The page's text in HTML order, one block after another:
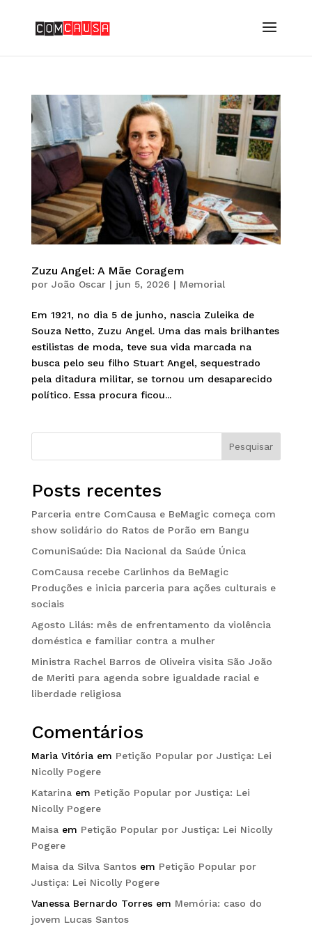
Zuzu Angel: A Mãe Coragem
por João Oscar| jun 5, 2026 | Memorial
Em 1921, no dia 5 de junho, nascia Zuleika de
Souza Netto, Zuzu Angel. Uma das mais brilhantes
estilistas de moda, teve sua vida marcada na
busca pelo seu filho Stuart Angel, sequestrado
pela ditadura militar, se tornou um desaparecido
político. Essa procura ficou...
Pesquisar
Posts recentes
Parceria entre ComCausa e BeMagic começa com
show solidário do Ratos de Porão em Bangu
ComuniSaúde: Dia Nacional da Saúde Única
ComCausa recebe Carlinhos da BeMagic
Produções e inicia parceria para ações culturais e
sociais
Agosto Lilás: mês de enfrentamento da violência
doméstica e familiar contra a mulher
Ministra Rachel Barros de Oliveira visita São João
de Meriti para agenda sobre igualdade racial e
liberdade religiosa
Comentários
Maria Vitóriaem Petição Popular por Justiça: Lei
Nicolly Pogere
Katarinaem Petição Popular por Justiça: Lei
Nicolly Pogere
Maisaem Petição Popular por Justiça: Lei Nicolly
Pogere
Maisa da Silva Santosem Petição Popular por
Justiça: Lei Nicolly Pogere
Vanessa Bernardo Torresem Memória: caso do
jovem Lucas Santos